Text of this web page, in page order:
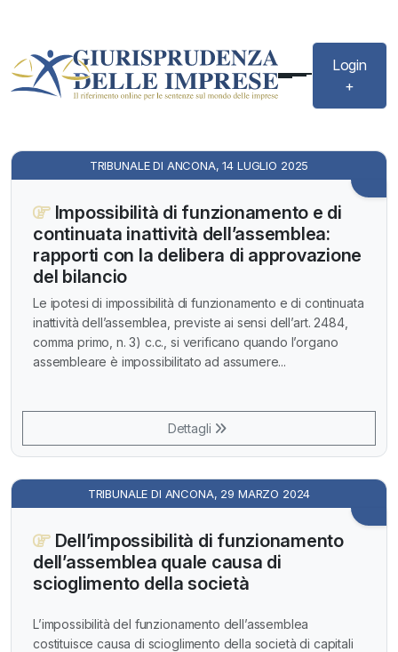
Login
+
TRIBUNALE DI ANCONA, 14 LUGLIO 2025
Impossibilità di funzionamento e di
continuata inattività dell’assemblea:
rapporti con la delibera di approvazione
del bilancio
Le ipotesi di impossibilità di funzionamento e di continuata
inattività dell’assemblea, previste ai sensi dell’art. 2484,
comma primo, n. 3) c.c., si verificano quando l’organo
assembleare è impossibilitato ad assumere...
Dettagli
TRIBUNALE DI ANCONA, 29 MARZO 2024
Dell’impossibilità di funzionamento
dell’assemblea quale causa di
scioglimento della società
L’impossibilità del funzionamento dell’assemblea
costituisce causa di scioglimento della società di capitali